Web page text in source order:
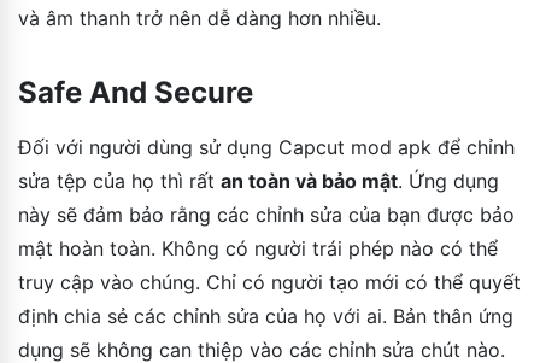
và âm thanh trở nên dễ dàng hơn nhiều.
Safe And Secure
Đối với người dùng sử dụng Capcut mod apk để chỉnh
sửa tệp của họ thì rất an toàn và bảo mật. Ứng dụng
này sẽ đảm bảo rằng các chỉnh sửa của bạn được bảo
mật hoàn toàn. Không có người trái phép nào có thể
truy cập vào chúng. Chỉ có người tạo mới có thể quyết
định chia sẻ các chỉnh sửa của họ với ai. Bản thân ứng
dụng sẽ không can thiệp vào các chỉnh sửa chút nào.